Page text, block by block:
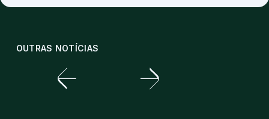
OUTRAS NOTÍCIAS